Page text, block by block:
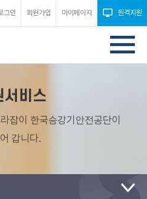
그인 회원가입 마이페이지 원격지원
서비스
잡이 한국승강기안전공단이
갑니다.